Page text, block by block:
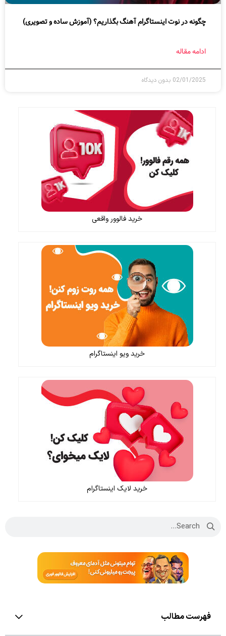
چگونه در نوت اینستاگرام آهنگ بگذاریم؟ (آموزش ساده و تصویری)
ادامه مقاله
02/01/2025 بدون دیدگاه
خرید فالوور واقعی
خرید ویو اینستاگرام
خرید لایک اینستاگرام
فهرست مطالب